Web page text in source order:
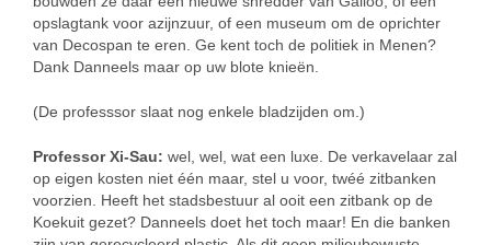
opslagtank voor azijnzuur, of een museum om de oprichter
van Decospan te eren. Ge kent toch de politiek in Menen?
Dank Danneels maar op uw blote knieën.
(De professsor slaat nog enkele bladzijden om.)
Professor Xi-Sau: wel, wel, wat een luxe. De verkavelaar zal
op eigen kosten niet één maar, stel u voor, twéé zitbanken
voorzien. Heeft het stadsbestuur al ooit een zitbank op de
Koekuit gezet? Danneels doet het toch maar! En die banken